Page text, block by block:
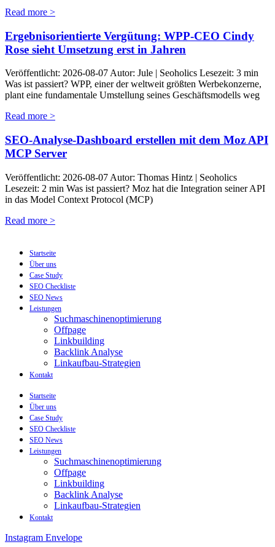
Read more >
Ergebnisorientierte Vergütung: WPP-CEO Cindy
Rose sieht Umsetzung erst in Jahren
Veröffentlicht: 2026-08-07 Autor: Jule | Seoholics Lesezeit: 3 min
Was ist passiert? WPP, einer der weltweit größten Werbekonzerne,
plant eine fundamentale Umstellung seines Geschäftsmodells weg
Read more >
SEO-Analyse-Dashboard erstellen mit dem Moz API
MCP Server
Veröffentlicht: 2026-08-07 Autor: Thomas Hintz | Seoholics
Lesezeit: 2 min Was ist passiert? Moz hat die Integration seiner API
in das Model Context Protocol (MCP)
Read more >
Startseite
Über uns
Case Study
SEO Checkliste
SEO News
Leistungen
Suchmaschinenoptimierung
Offpage
Linkbuilding
Backlink Analyse
Linkaufbau-Strategien
Kontakt
Startseite
Über uns
Case Study
SEO Checkliste
SEO News
Leistungen
Suchmaschinenoptimierung
Offpage
Linkbuilding
Backlink Analyse
Linkaufbau-Strategien
Kontakt
Instagram Envelope